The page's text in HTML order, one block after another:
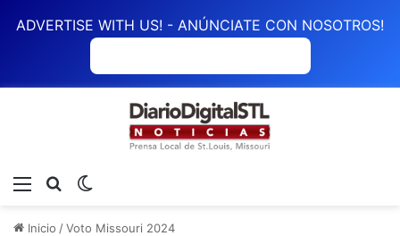
ADVERTISE WITH US! - ANÚNCIATE CON NOSOTROS!
Menú Buscar
Inicio /Voto Missouri 2024